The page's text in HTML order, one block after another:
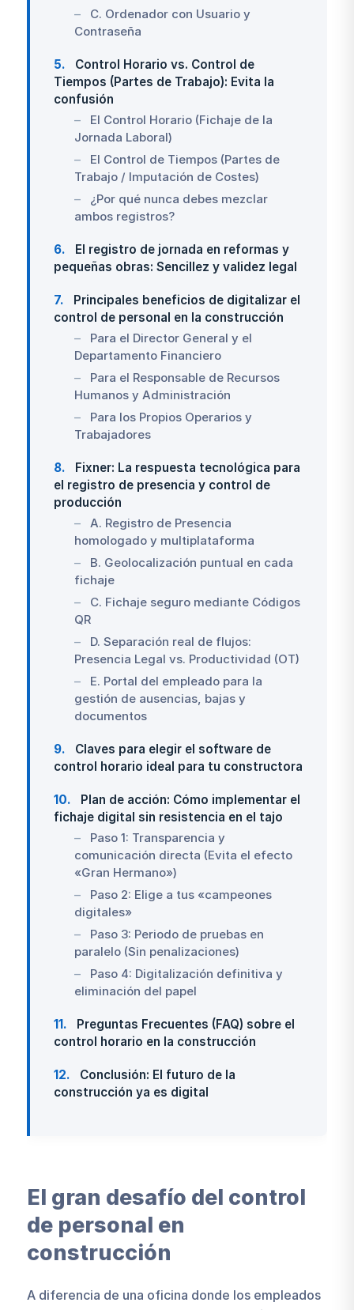
C. Ordenador con Usuario y
Contraseña
5
Control Horario vs. Control de
Tiempos (Partes de Trabajo): Evita la
confusión
El Control Horario (Fichaje de la
Jornada Laboral)
El Control de Tiempos (Partes de
Trabajo / Imputación de Costes)
¿Por qué nunca debes mezclar
ambos registros?
6
El registro de jornada en reformas y
pequeñas obras: Sencillez y validez legal
7
Principales beneficios de digitalizar el
control de personal en la construcción
Para el Director General y el
Departamento Financiero
Para el Responsable de Recursos
Humanos y Administración
Para los Propios Operarios y
Trabajadores
8
Fixner: La respuesta tecnológica para
el registro de presencia y control de
producción
A. Registro de Presencia
homologado y multiplataforma
B. Geolocalización puntual en cada
fichaje
C. Fichaje seguro mediante Códigos
QR
D. Separación real de flujos:
Presencia Legal vs. Productividad (OT)
E. Portal del empleado para la
gestión de ausencias, bajas y
documentos
9
Claves para elegir el software de
control horario ideal para tu constructora
10
Plan de acción: Cómo implementar el
fichaje digital sin resistencia en el tajo
Paso 1: Transparencia y
comunicación directa (Evita el efecto
«Gran Hermano»)
Paso 2: Elige a tus «campeones
digitales»
Paso 3: Periodo de pruebas en
paralelo (Sin penalizaciones)
Paso 4: Digitalización definitiva y
eliminación del papel
11
Preguntas Frecuentes (FAQ) sobre el
control horario en la construcción
12
Conclusión: El futuro de la
construcción ya es digital
El gran desafío del control
de personal en
construcción
A diferencia de una oficina donde los empleados